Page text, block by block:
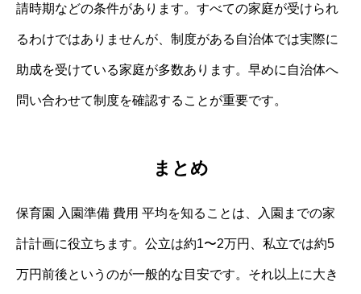
請時期などの条件があります。すべての家庭が受けられ
るわけではありませんが、制度がある自治体では実際に
助成を受けている家庭が多数あります。早めに自治体へ
問い合わせて制度を確認することが重要です。
まとめ
保育園 入園準備 費用 平均を知ることは、入園までの家
計計画に役立ちます。公立は約1〜2万円、私立では約5
万円前後というのが一般的な目安です。それ以上に大き